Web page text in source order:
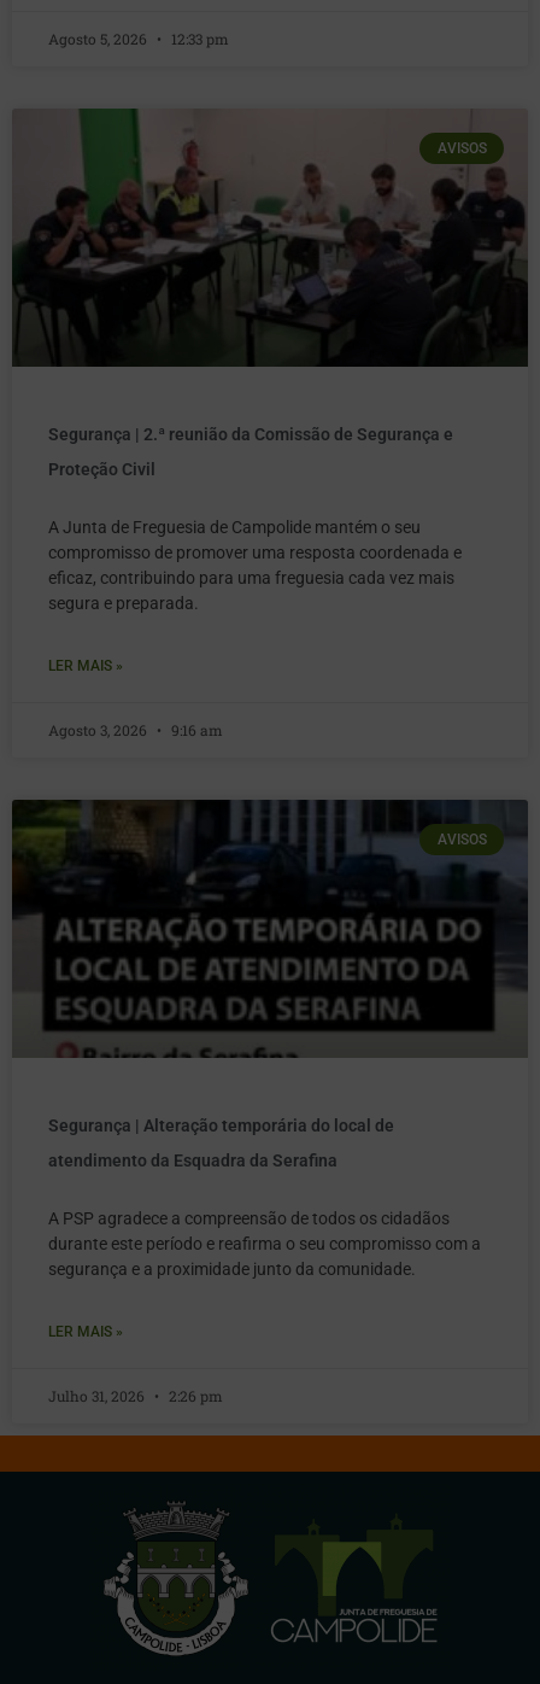
Agosto 5, 2026 12:33 pm
AVISOS
Segurança | 2.ª reunião da Comissão de Segurança e
Proteção Civil
A Junta de Freguesia de Campolide mantém o seu
compromisso de promover uma resposta coordenada e
eficaz, contribuindo para uma freguesia cada vez mais
segura e preparada.
LER MAIS »
Agosto 3, 2026 9:16 am
AVISOS
Segurança | Alteração temporária do local de
atendimento da Esquadra da Serafina
A PSP agradece a compreensão de todos os cidadãos
durante este período e reafirma o seu compromisso com a
segurança e a proximidade junto da comunidade.
LER MAIS »
Julho 31, 2026 2:26 pm